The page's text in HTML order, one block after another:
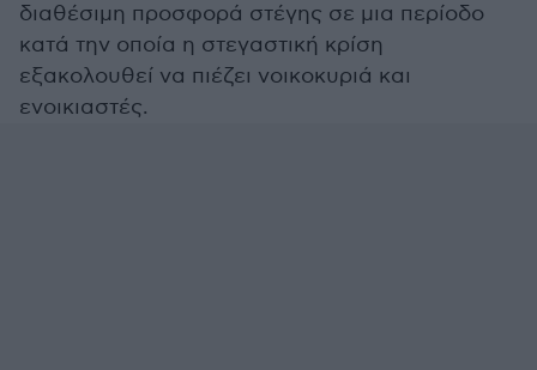
διαθέσιμη προσφορά στέγης σε μια περίοδο
κατά την οποία η στεγαστική κρίση
εξακολουθεί να πιέζει νοικοκυριά και
ενοικιαστές.